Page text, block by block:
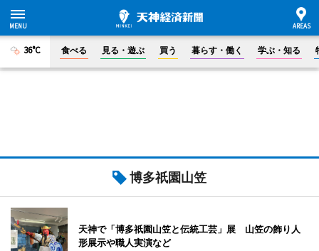
36°C 食べる 見る・遊ぶ 買う 暮らす・働く 学ぶ・知る
博多祇園山笠
天神で「博多祇園山笠と伝統工芸」展 山笠の飾り人
形展示や職人実演など